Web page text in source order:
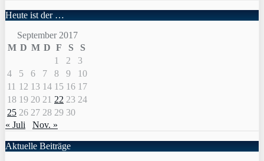
Heute ist der …
September 2017
M D M D F S
S
1
2
3
4
5 6 7 8 9
10
11 12 13 14 15 16 17
18 19 20 21 22 23 24
25 26 27 28 29 30
« Juli
Nov. »
Aktuelle Beiträge